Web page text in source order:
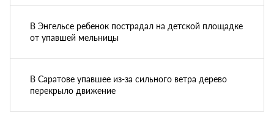
В Энгельсе ребенок пострадал на детской площадке
от упавшей мельницы
В Саратове упавшее из-за сильного ветра дерево
перекрыло движение